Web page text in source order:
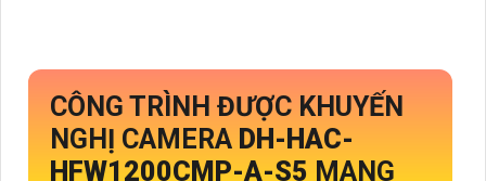
CÔNG TRÌNH ĐƯỢC KHUYẾN
NGHỊ CAMERA DH-HAC-
HFW1200CMP-A-S5 MANG